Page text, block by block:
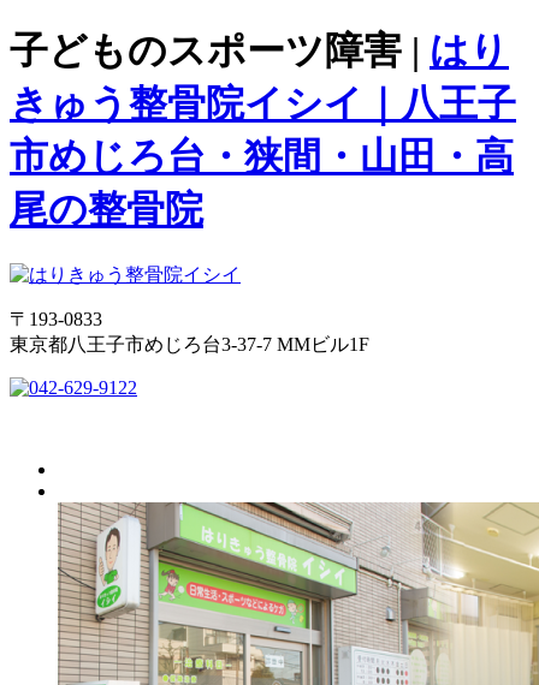
子どものスポーツ障害 | はり
きゅう整骨院イシイ｜八王子
市めじろ台・狭間・山田・高
尾の整骨院
〒193-0833
東京都八王子市めじろ台3-37-7 MMビル1F